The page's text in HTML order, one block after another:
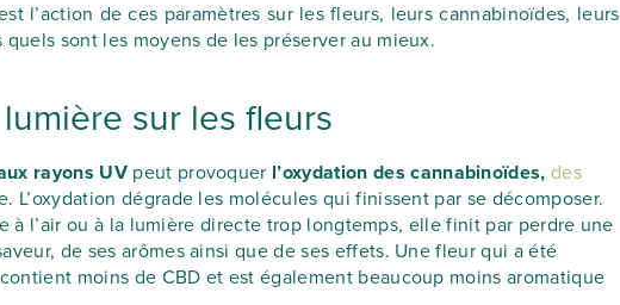
l’action de ces paramètres sur les fleurs, leurs cannabinoïdes, leurs
sont les moyens de les préserver au mieux.
lumière sur les fleurs
rayons UVpeut provoquer l’oxydation des cannabinoïdes, des
L’oxydation dégrade les molécules qui finissent par se décomposer.
à l’air ou à la lumière directe trop longtemps, elle finit par perdre une
de ses arômes ainsi que de ses effets. Une fleur qui a été
moins de CBD et est également beaucoup moins aromatique